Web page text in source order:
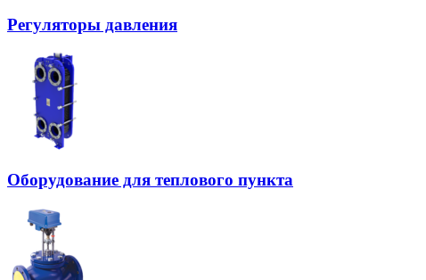
Регуляторы давления
Оборудование для теплового пункта